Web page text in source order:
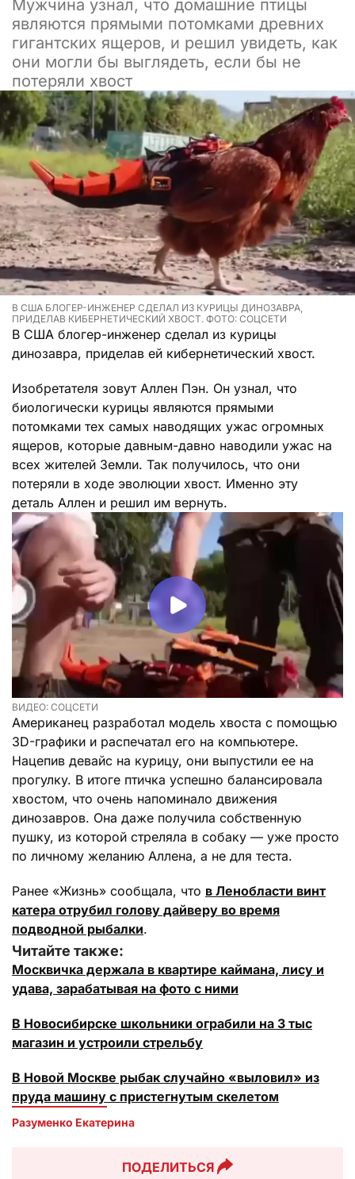
Мужчина узнал, что домашние птицы
являются прямыми потомками древних
гигантских ящеров, и решил увидеть, как
они могли бы выглядеть, если бы не
потеряли хвост
В США БЛОГЕР-ИНЖЕНЕР СДЕЛАЛ ИЗ КУРИЦЫ ДИНОЗАВРА,
ПРИДЕЛАВ КИБЕРНЕТИЧЕСКИЙ ХВОСТ. ФОТО: СОЦСЕТИ
В США блогер-инженер сделал из курицы
динозавра, приделав ей кибернетический хвост.
Изобретателя зовут Аллен Пэн. Он узнал, что
биологически курицы являются прямыми
потомками тех самых наводящих ужас огромных
ящеров, которые давным-давно наводили ужас на
всех жителей Земли. Так получилось, что они
потеряли в ходе эволюции хвост. Именно эту
деталь Аллен и решил им вернуть.
ВИДЕО: СОЦСЕТИ
Американец разработал модель хвоста с помощью
3D-графики и распечатал его на компьютере.
Нацепив девайс на курицу, они выпустили ее на
прогулку. В итоге птичка успешно балансировала
хвостом, что очень напоминало движения
динозавров. Она даже получила собственную
пушку, из которой стреляла в собаку — уже просто
по личному желанию Аллена, а не для теста.
Ранее «Жизнь» сообщала, что в Ленобласти винт
катера отрубил голову дайверу во время
подводной рыбалки.
Читайте также:
Москвичка держала в квартире каймана, лису и
удава, зарабатывая на фото с ними
В Новосибирске школьники ограбили на 3 тыс
магазин и устроили стрельбу
В Новой Москве рыбак случайно «выловил» из
пруда машину с пристегнутым скелетом
Разуменко Екатерина
ПОДЕЛИТЬСЯ